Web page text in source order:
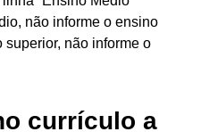
não informe o ensino
superior, não informe o
currículo a